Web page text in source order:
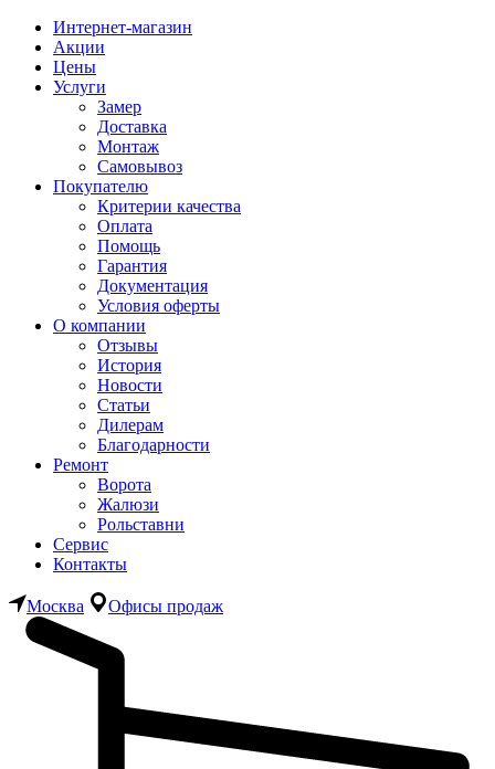
Интернет-магазин
Акции
Цены
Услуги
Замер
Доставка
Монтаж
Самовывоз
Покупателю
Критерии качества
Оплата
Помощь
Гарантия
Документация
Условия оферты
О компании
Отзывы
История
Новости
Статьи
Дилерам
Благодарности
Ремонт
Ворота
Жалюзи
Рольставни
Сервис
Контакты
Москва Офисы продаж